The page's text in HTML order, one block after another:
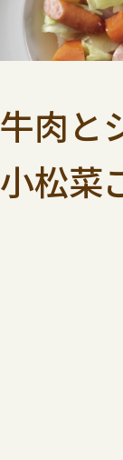
牛肉と
小松菜